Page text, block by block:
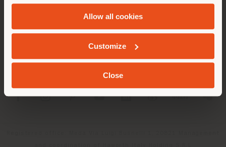
andCookie Policy.
Allow all cookies
Customize
Close
GEOLOKALISIERT
PRODUKTLINIEN
INFO & DIENSTLEISTUNGEN